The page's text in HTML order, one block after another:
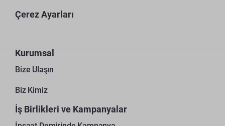
Çerez Ayarları
Kurumsal
Bize Ulaşın
Biz Kimiz
İş Birlikleri ve Kampanyalar